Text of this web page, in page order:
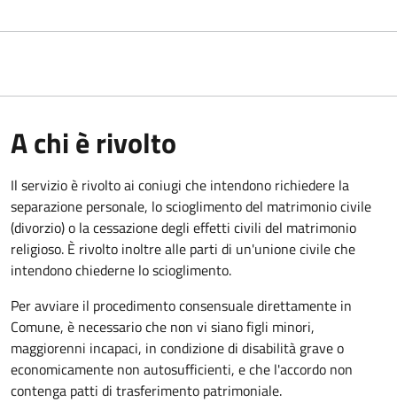
A chi è rivolto
Il servizio è rivolto ai coniugi che intendono richiedere la
separazione personale, lo scioglimento del matrimonio civile
(divorzio) o la cessazione degli effetti civili del matrimonio
religioso. È rivolto inoltre alle parti di un'unione civile che
intendono chiederne lo scioglimento.
Per avviare il procedimento consensuale direttamente in
Comune, è necessario che non vi siano figli minori,
maggiorenni incapaci, in condizione di disabilità grave o
economicamente non autosufficienti, e che l'accordo non
contenga patti di trasferimento patrimoniale.